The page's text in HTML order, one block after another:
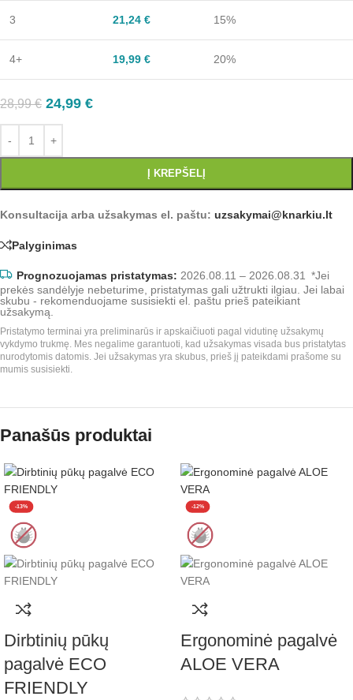
3 21,24 € 15%
4+ 19,99 € 20%
28,99€ 24,99 €
Į KREPŠELĮ
Konsultacija arba užsakymas el. paštu: uzsakymai@knarkiu.lt
Palyginimas
Prognozuojamas pristatymas: 2026.08.11 – 2026.08.31
*Jei
prekės sandėlyje nebeturime, pristatymas gali užtrukti ilgiau. Jei labai
skubu - rekomenduojame susisiekti el. paštu prieš pateikiant
užsakymą.
Pristatymo terminai yra preliminarūs ir apskaičiuoti pagal vidutinę užsakymų
vykdymo trukmę. Mes negalime garantuoti, kad užsakymas visada bus pristatytas
nurodytomis datomis. Jei užsakymas yra skubus, prieš jį pateikdami prašome su
mumis susisiekti.
Panašūs produktai
-13%
Dirbtinių pūkų
pagalvė ECO
FRIENDLY
-12%
Ergonominė pagalvė
ALOE VERA